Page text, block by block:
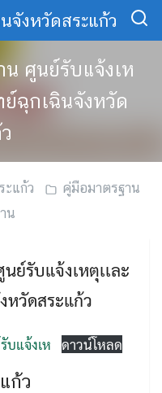
จังหวัดสระแก้ว
น ศูนย์รับแจ้งเห
ย์ฉุกเฉินจังหวัด
ะแก้ว
คู่มือมาตรฐาน
น
ย์รับแจ้งเหตุเเละ
หวัดสระแก้ว
บแจ้งเห ดาวน์โหลด
ก้ว